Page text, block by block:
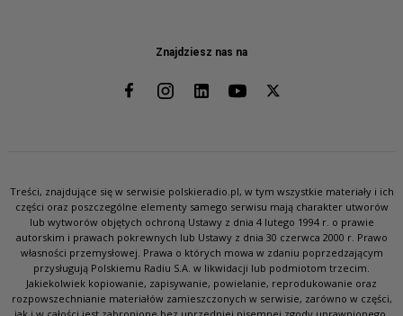
Znajdziesz nas na
Treści, znajdujące się w serwisie polskieradio.pl, w tym wszystkie materiały i ich
części oraz poszczególne elementy samego serwisu mają charakter utworów
lub wytworów objętych ochroną Ustawy z dnia 4 lutego 1994 r. o prawie
autorskim i prawach pokrewnych lub Ustawy z dnia 30 czerwca 2000 r. Prawo
własności przemysłowej. Prawa o których mowa w zdaniu poprzedzającym
przysługują Polskiemu Radiu S.A. w likwidacji lub podmiotom trzecim.
Jakiekolwiek kopiowanie, zapisywanie, powielanie, reprodukowanie oraz
rozpowszechnianie materiałów zamieszczonych w serwisie, zarówno w części,